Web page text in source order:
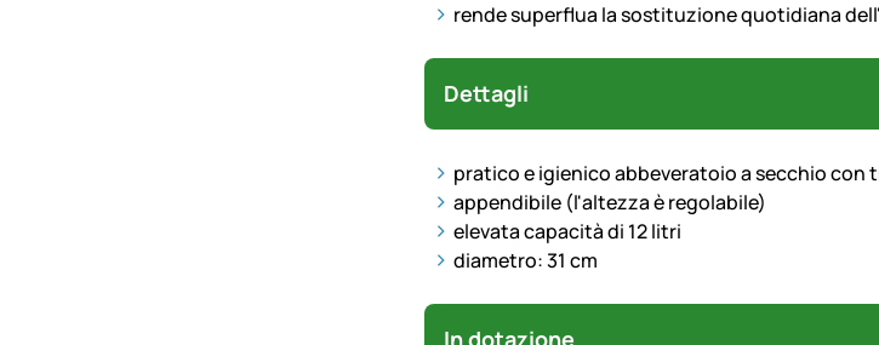
rende superflua la sostituzione quotidiana
Dettagli
pratico e igienico abbeveratoio a secchio con
appendibile (l'altezza è regolabile)
elevata capacità di 12 litri
diametro: 31 cm
In dotazione